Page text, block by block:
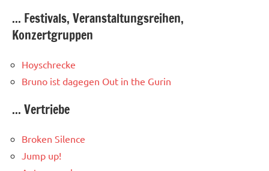
... Festivals, Veranstaltungsreihen,
Konzertgruppen
Hoyschrecke
Bruno ist dagegen Out in the Gurin
... Vertriebe
Broken Silence
Jump up!